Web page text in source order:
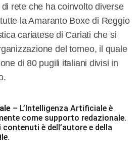
rete che ha coinvolto diverse
la Amaranto Boxe di Reggio
cariatese di Cariati che si
del torneo, il quale
di 80 pugili italiani divisi in
– L’Intelligenza Artificiale è
come supporto redazionale.
è dell’autore e della